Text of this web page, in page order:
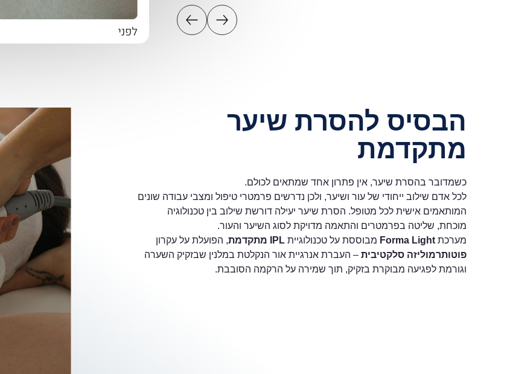
הבסיס להסרת שיער
מתקדמת
כשמדובר בהסרת שיער, אין פתרון אחד שמתאים לכולם.
לכל אדם שילוב ייחודי של עור ושיער, ולכן נדרשים פרמטרי טיפול ומצבי עבודה שונים
המותאמים אישית לכל מטופל. הסרת שיער יעילה דורשת שילוב בין טכנולוגיה
מוכחת, שליטה בפרמטרים והתאמה מדויקת לסוג השיער והעור.
מערכת Forma Light מבוססת על טכנולוגיית IPL מתקדמת
, הפועלת על עקרון
פוטותרמוליזה סלקטיבית – העברת אנרגיית אור הנקלטת במלנין שבזקיק השערה
וגורמת לפגיעה מבוקרת בזקיק, תוך שמירה על הרקמה הסובבת.